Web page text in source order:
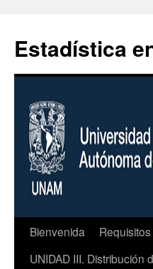
contenido
Estadística
Bienvenida
UNIDAD III. Distribución